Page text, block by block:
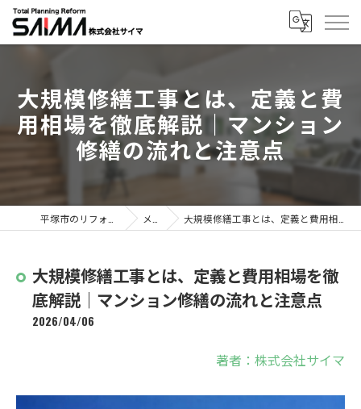
大規模修繕工事とは、定義と費
用相場を徹底解説｜マンション
修繕の流れと注意点
メディア 大規模修繕工事とは、定義と費用相場を徹底解説｜マンション修繕の流れと注意点
大規模修繕工事とは、定義と費用相場を徹
底解説｜マンション修繕の流れと注意点
2026/04/06
著者：株式会社サイマ